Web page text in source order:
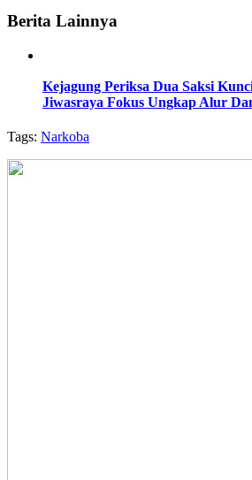
Berita Lainnya
Kejagung Periksa Dua Saksi
Jiwasraya Fokus Ungkap Alur
Tags: Narkoba